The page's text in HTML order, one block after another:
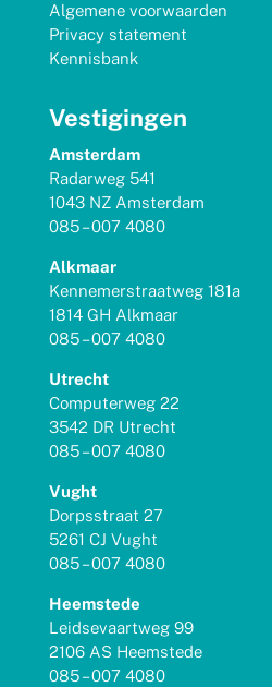
Algemene voorwaarden
Privacy statement
Kennisbank
Vestigingen
Amsterdam
Radarweg 541
1043 NZ Amsterdam
085 – 007 4080
Alkmaar
Kennemerstraatweg 181a
1814 GH Alkmaar
085 – 007 4080
Utrecht
Computerweg 22
3542 DR Utrecht
085 – 007 4080
Vught
Dorpsstraat 27
5261 CJ Vught
085 – 007 4080
Heemstede
Leidsevaartweg 99
2106 AS Heemstede
085 – 007 4080